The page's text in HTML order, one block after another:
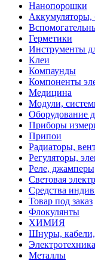
Нанопорошки
Аккумуляторы,
Герметики
Инструменты
Клеи
Компаунды
Компоненты
Медицина
Модули,
Оборудование
Приборы
Припои
Радиаторы,
Регуляторы,
Реле,
Световая
Средства
Товар под заказ
Флокулянты
ХИМИЯ
Шнуры,
Электротехника
Металлы